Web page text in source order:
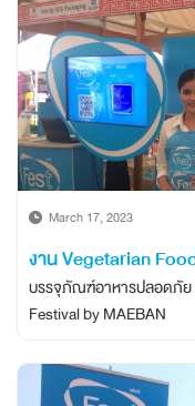
March 17, 2023
งาน Vegetarian
บรรจุภัณฑ์อาหารปลอดภัย Fest ร่วมออกบูธในงาน
Festival by MAEBAN